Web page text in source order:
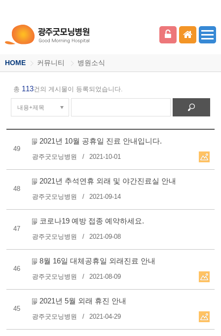
HOME 커뮤니티 병원소식
총 113건의 게시물이 등록되었습니다.
49
2021년 10월 공휴일 진료 안내입니다.
광주굿모닝병원 2021-10-01
48
2021년 추석연휴 외래 및 야간진료실 안내
광주굿모닝병원 2021-09-14
47
코로나19 예방 접종 예약하세요.
광주굿모닝병원 2021-09-08
46
8월 16일 대체공휴일 외래진료 안내
광주굿모닝병원 2021-08-09
45
2021년 5월 외래 휴진 안내
광주굿모닝병원 2021-04-29